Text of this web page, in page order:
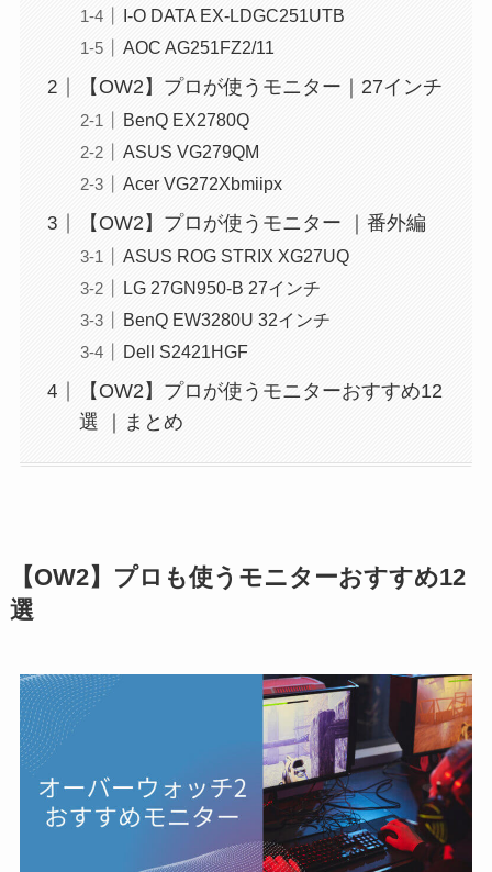
I-O DATA ‎EX-LDGC251UTB
AOC AG251FZ2/11
【OW2】プロが使うモニター｜27インチ
BenQ EX2780Q
ASUS VG279QM
Acer VG272Xbmiipx
【OW2】プロが使うモニター ｜番外編
ASUS ROG STRIX XG27UQ
LG 27GN950-B 27インチ
BenQ EW3280U 32インチ
Dell S2421HGF
【OW2】プロが使うモニターおすすめ12
選 ｜まとめ
【OW2】プロも使うモニターおすすめ12
選